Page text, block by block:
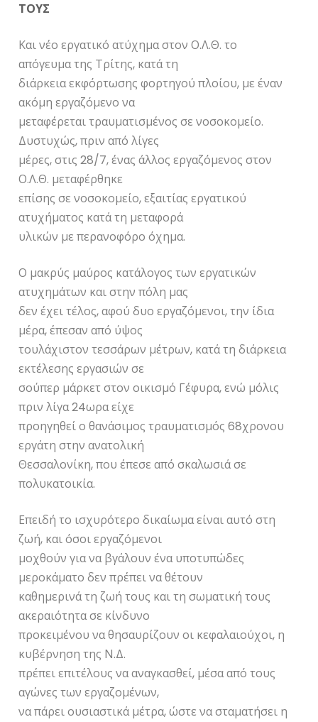
ΤΟΥΣ
Και νέο εργατικό ατύχημα στον Ο.Λ.Θ. το
απόγευμα της Τρίτης, κατά τη
διάρκεια εκφόρτωσης φορτηγού πλοίου, με έναν
ακόμη εργαζόμενο να
μεταφέρεται τραυματισμένος σε νοσοκομείο.
Δυστυχώς, πριν από λίγες
μέρες, στις 28/7, ένας άλλος εργαζόμενος στον
Ο.Λ.Θ. μεταφέρθηκε
επίσης σε νοσοκομείο, εξαιτίας εργατικού
ατυχήματος κατά τη μεταφορά
υλικών με περανοφόρο όχημα.
Ο μακρύς μαύρος κατάλογος των εργατικών
ατυχημάτων και στην πόλη μας
δεν έχει τέλος, αφού δυο εργαζόμενοι, την ίδια
μέρα, έπεσαν από ύψος
τουλάχιστον τεσσάρων μέτρων, κατά τη διάρκεια
εκτέλεσης εργασιών σε
σούπερ μάρκετ στον οικισμό Γέφυρα, ενώ μόλις
πριν λίγα 24ωρα είχε
προηγηθεί ο θανάσιμος τραυματισμός 68χρονου
εργάτη στην ανατολική
Θεσσαλονίκη, που έπεσε από σκαλωσιά σε
πολυκατοικία.
Επειδή το ισχυρότερο δικαίωμα είναι αυτό στη
ζωή, και όσοι εργαζόμενοι
μοχθούν για να βγάλουν ένα υποτυπώδες
μεροκάματο δεν πρέπει να θέτουν
καθημερινά τη ζωή τους και τη σωματική τους
ακεραιότητα σε κίνδυνο
προκειμένου να θησαυρίζουν οι κεφαλαιούχοι, η
κυβέρνηση της Ν.Δ.
πρέπει επιτέλους να αναγκασθεί, μέσα από τους
αγώνες των εργαζομένων,
να πάρει ουσιαστικά μέτρα, ώστε να σταματήσει η